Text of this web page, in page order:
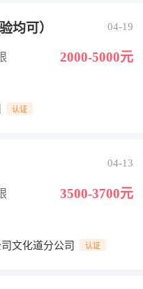
均可） 04-19
2000-5000元
认证
04-13
3500-3700元
文化道分公司 认证